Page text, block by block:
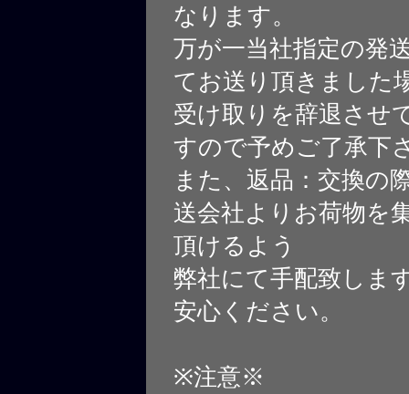
なります。
万が一当社指定の発
てお送り頂きました
受け取りを辞退させ
すので予めご了承下
また、返品：交換の
送会社よりお荷物を
頂けるよう
弊社にて手配致しま
安心ください。
※注意※